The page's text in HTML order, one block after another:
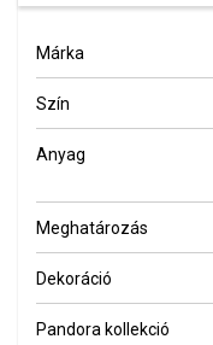
Márka
Szín
Anyag
Meghatározás
Dekoráció
Pandora kollekció